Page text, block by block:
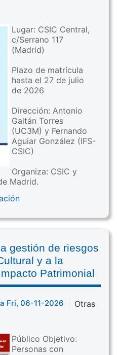
Lugar: CSIC Central,
c/Serrano 117
(Madrid)
Plazo de matrícula
hasta el 27 de julio
de 2026
Dirección: Antonio
Gaitán Torres
(UC3M) y Fernando
Aguiar González (IFS-
CSIC)
Organiza: CSIC y
Madrid.
gestión de riesgos
y a la
Patrimonial
Fri, 06-11-2026
Otras
Público Objetivo:
Personas con